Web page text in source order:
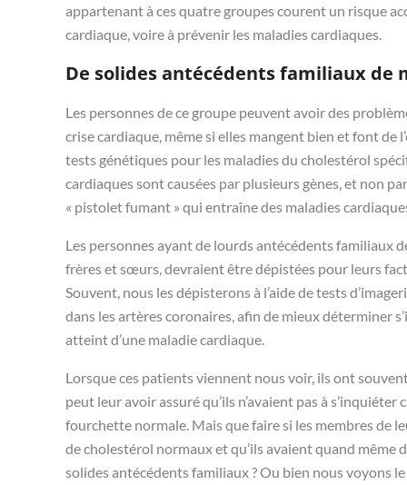
appartenant à ces quatre groupes courent un risque
cardiaque, voire à prévenir les maladies cardiaques.
De solides antécédents familiaux de
Les personnes de ce groupe peuvent avoir des
crise cardiaque, même si elles mangent bien et font de
tests génétiques pour les maladies du cholestérol
cardiaques sont causées par plusieurs gènes, et non
« pistolet fumant » qui entraîne des maladies
Les personnes ayant de lourds antécédents familiaux
frères et sœurs, devraient être dépistées pour leurs
Souvent, nous les dépisterons à l’aide de tests
dans les artères coronaires, afin de mieux déterminer
atteint d’une maladie cardiaque.
Lorsque ces patients viennent nous voir, ils ont
peut leur avoir assuré qu’ils n’avaient pas à
fourchette normale. Mais que faire si les membres de
de cholestérol normaux et qu’ils avaient quand même
solides antécédents familiaux ? Ou bien nous voyons